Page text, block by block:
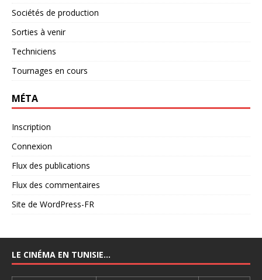
Sociétés de production
Sorties à venir
Techniciens
Tournages en cours
MÉTA
Inscription
Connexion
Flux des publications
Flux des commentaires
Site de WordPress-FR
LE CINÉMA EN TUNISIE…